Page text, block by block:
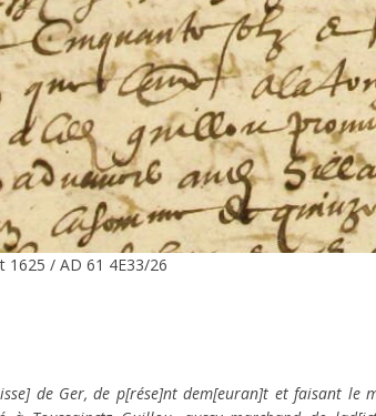
1625 / AD 61 4E33/26
de Ger, de p[rése]nt dem[euran]t et faisant le